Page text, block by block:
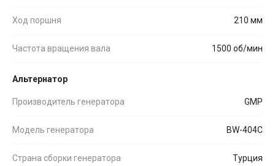
Ход поршня 210 мм
Частота вращения вала 1500 об/мин
Альтернатор
Производитель генератора GMP
Модель генератора BW-404C
Страна сборки генератора Турция